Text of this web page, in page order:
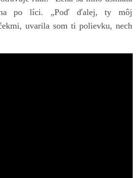
po líci. „Poď ďalej, ty môj
uvarila som ti polievku, nech